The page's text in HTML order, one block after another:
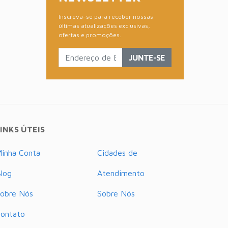
Inscreva-se para receber nossas
últimas atualizações exclusivas,
ofertas e promoções.
JUNTE-SE
ÚTEIS
Conta
Nós
Cidades de
Atendimento
Sobre Nós